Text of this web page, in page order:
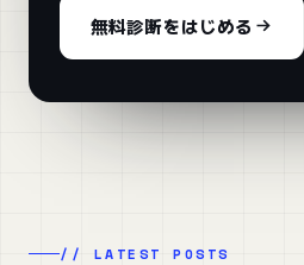
無料診断をはじめる
// LATEST POSTS